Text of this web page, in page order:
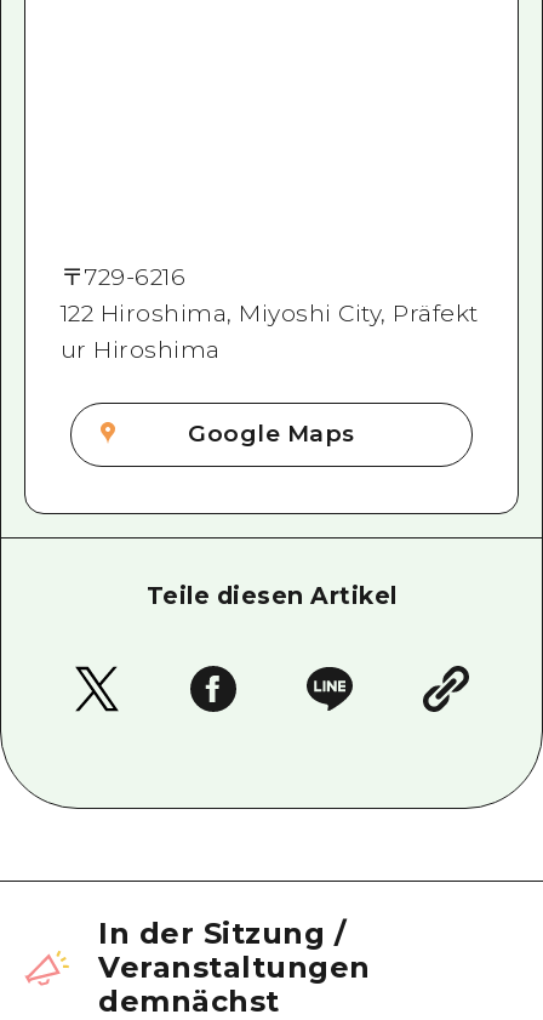
〒729-6216
122 Hiroshima, Miyoshi City, Präfekt
ur Hiroshima
Google Maps
Teile diesen Artikel
In der Sitzung /
Veranstaltungen
demnächst